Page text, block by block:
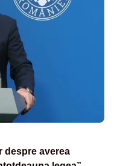
despre averea